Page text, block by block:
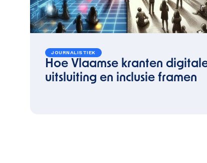
JOURNALISTIEK
Hoe Vlaamse kranten
uitsluiting en inclusie framen